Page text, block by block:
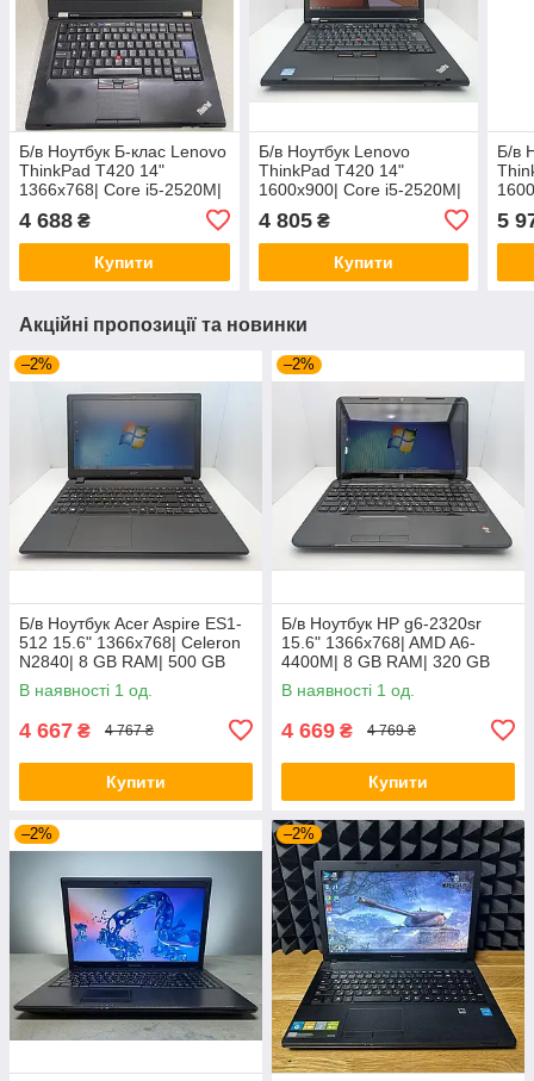
Б/в Ноутбук Б-клас Lenovo
ThinkPad T420 14"
1366x768| Core i5-2520M|
8 GB RAM| 120 GB SSD|
HD 3000
4 688 ₴
Купити
Б/в Ноутбук Lenovo
ThinkPad T420 14"
1600x900| Core i5-2520M|
8 GB RAM| 320 GB HDD|
HD 3000
4 805₴
Купити
Б/в
HD
5
Акційні пропозиції та новинки
–2%
Б/в Ноутбук Acer Aspire ES1-
512 15.6" 1366x768| Celeron
N2840| 8 GB RAM| 500 GB
HDD| HD
В наявності 1 од.
4 667 ₴ 4 767 ₴
Купити
–2%
Б/в Ноутбук HP g6-2320sr
15.6" 1366x768| AMD A6-
4400M| 8 GB RAM| 320 GB
HDD| Radeon HD 7520G
В наявності 1 од.
4 669 ₴ 4 769 ₴
Купити
–2% –2%